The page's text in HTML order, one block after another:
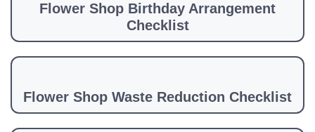
Flower Shop Birthday Arrangement
Checklist
Flower Shop Waste Reduction Checklist